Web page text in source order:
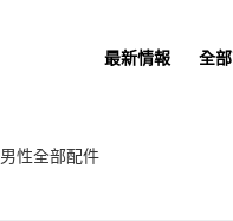
最新情報 全
男性全部配件